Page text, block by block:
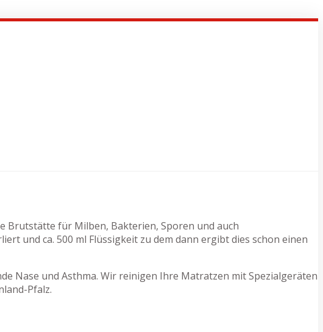
Brutstätte für Milben, Bakterien, Sporen und auch
und ca. 500 ml Flüssigkeit zu dem dann ergibt dies schon einen
Nase und Asthma. Wir reinigen Ihre Matratzen mit Spezialgeräten
Pfalz.